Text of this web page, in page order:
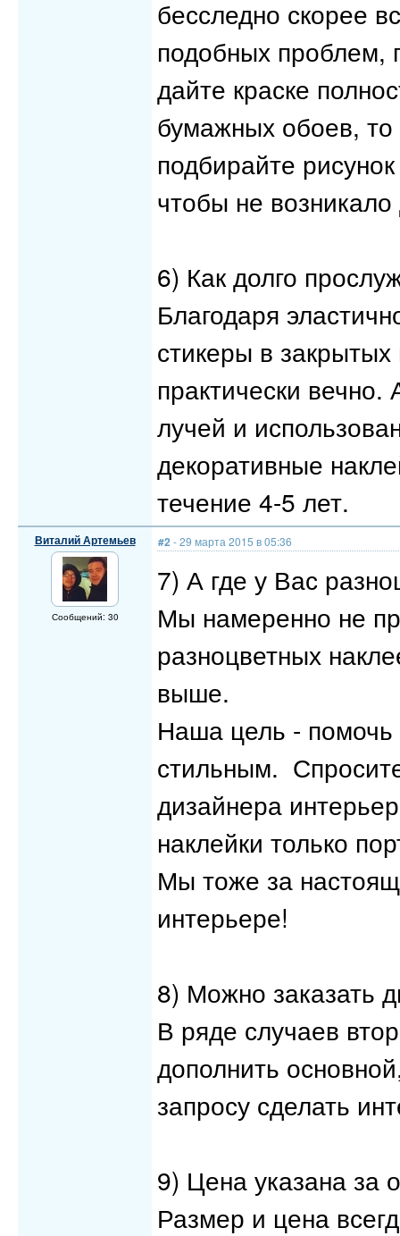
бесследно скорее
подобных проблем,
дайте краске
бумажных обоев, то
подбирайте
чтобы не
6) Как долго
Благодаря
стикеры в
практически
лучей и
декоративные
течение 4-5 лет.
Виталий Артемьев
Сообщений: 30
#2 - 29 марта 2015 в 05:36
7) А где у Вас
Мы намеренно не
разноцветных
выше.
Наша цель -
стильным.
дизайнера
наклейки только
Мы тоже за
интерьере!
8) Можно заказать
В ряде случаев
дополнить
запросу сделать
9) Цена указана за
Размер и цена